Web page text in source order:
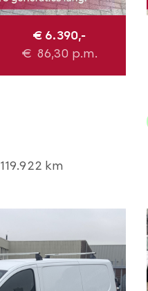
€ 6.390,-
€ 86,30 p.m.
119.922 km